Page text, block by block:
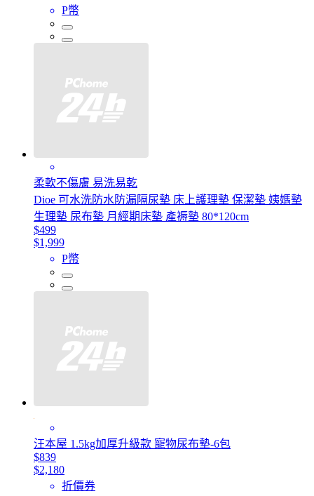
P幣
柔軟不傷膚 易洗易乾
Dioe 可水洗防水防漏隔尿墊 床上護理墊 保潔墊 姨媽墊
生理墊 尿布墊 月經期床墊 產褥墊 80*120cm
$499
$1,999
P幣
汪本屋 1.5kg加厚升級款 寵物尿布墊-6包
$839
$2,180
折價券